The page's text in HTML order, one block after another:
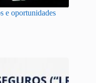
e oportunidades